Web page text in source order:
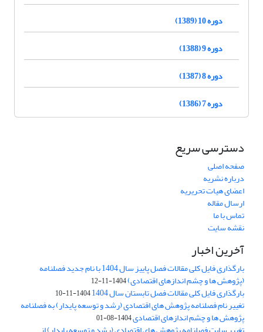
دوره 10 (1389)
دوره 9 (1388)
دوره 8 (1387)
دوره 7 (1386)
دسترسی سریع
صفحه اصلی
درباره نشریه
اعضای هیات تحریریه
ارسال مقاله
تماس با ما
نقشه سایت
آخرین اخبار
بارگذاری فایل کلی مقالات فصل پاییز سال 1404 با نام جدید فصلنامه
(پژوهش ها و چشم اندازهای اقتصادی)1404-11-12
بارگذاری فایل کلی مقالات فصل تابستان سال 1404 1404-11-10
تغییر نام فصلنامه پژوهش های اقتصادی (رشد و توسعه پایدار) به فصلنامه
پژوهش ها و چشم اندازهای اقتصادی1404-08-01